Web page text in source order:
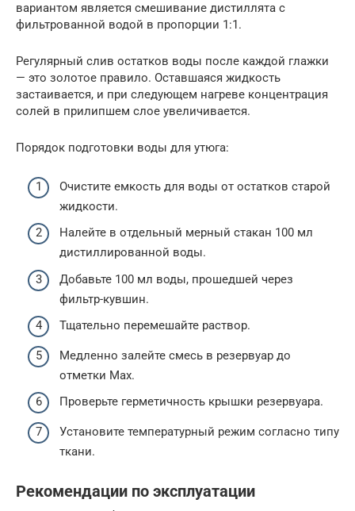
вариантом является смешивание дистиллята с
фильтрованной водой в пропорции 1:1.
Регулярный слив остатков воды после каждой глажки
— это золотое правило. Оставшаяся жидкость
застаивается, и при следующем нагреве концентрация
солей в прилипшем слое увеличивается.
Порядок подготовки воды для утюга:
Очистите емкость для воды от остатков старой
жидкости.
Налейте в отдельный мерный стакан 100 мл
дистиллированной воды.
Добавьте 100 мл воды, прошедшей через
фильтр-кувшин.
Тщательно перемешайте раствор.
Медленно залейте смесь в резервуар до
отметки Max.
Проверьте герметичность крышки резервуара.
Установите температурный режим согласно типу
ткани.
Рекомендации по эксплуатации